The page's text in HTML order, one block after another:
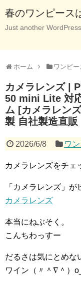
春のワンピース
Just another
ホーム ワンピー
カメラレンズ |
50 mini Lite 対
ム [カメラレン
製 自社製造直販
2026/6/8 ワ
カメラレンズをチェ
「カメラレンズ」
カメラレンズ
本当にねぶそく。
こんちわっすー
だるさは気にとめな
ワイン（〃＾∇＾）